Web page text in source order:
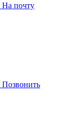
На почту
Позвонить